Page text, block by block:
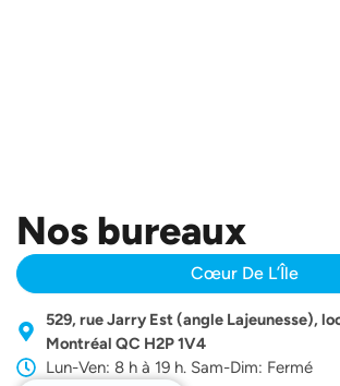
Nos bureaux
Cœur De L’Île
529, rue Jarry Est (angle Lajeunesse),
Montréal QC H2P 1V4
Lun-Ven: 8 h à 19 h. Sam-Dim: Fermé